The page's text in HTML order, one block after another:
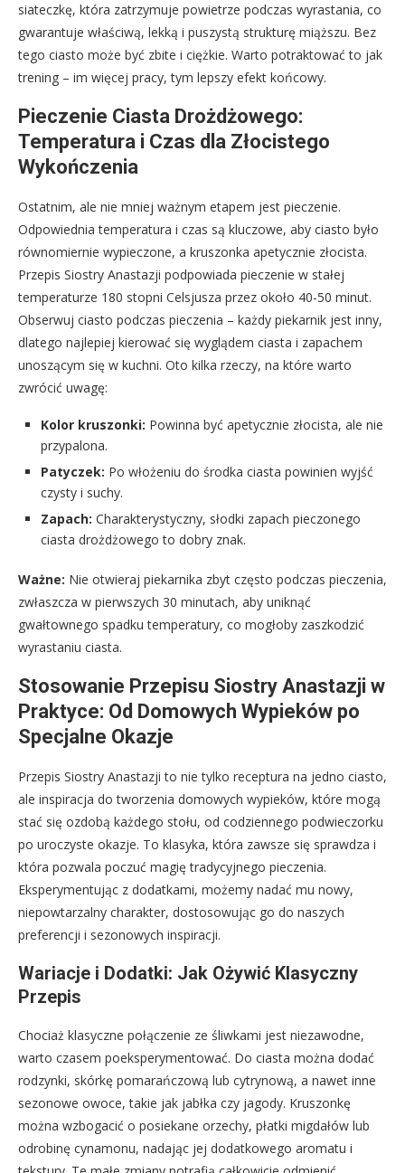
siateczkę, która zatrzymuje powietrze podczas wyrastania, co
gwarantuje właściwą, lekką i puszystą strukturę miąższu. Bez
tego ciasto może być zbite i ciężkie. Warto potraktować to jak
trening – im więcej pracy, tym lepszy efekt końcowy.
Pieczenie Ciasta Drożdżowego:
Temperatura i Czas dla Złocistego
Wykończenia
Ostatnim, ale nie mniej ważnym etapem jest pieczenie.
Odpowiednia temperatura i czas są kluczowe, aby ciasto było
równomiernie wypieczone, a kruszonka apetycznie złocista.
Przepis Siostry Anastazji podpowiada pieczenie w stałej
temperaturze 180 stopni Celsjusza przez około 40-50 minut.
Obserwuj ciasto podczas pieczenia – każdy piekarnik jest inny,
dlatego najlepiej kierować się wyglądem ciasta i zapachem
unoszącym się w kuchni. Oto kilka rzeczy, na które warto
zwrócić uwagę:
Kolor kruszonki: Powinna być apetycznie złocista, ale nie
przypalona.
Patyczek: Po włożeniu do środka ciasta powinien wyjść
czysty i suchy.
Zapach: Charakterystyczny, słodki zapach pieczonego
ciasta drożdżowego to dobry znak.
Ważne: Nie otwieraj piekarnika zbyt często podczas pieczenia,
zwłaszcza w pierwszych 30 minutach, aby uniknąć
gwałtownego spadku temperatury, co mogłoby zaszkodzić
wyrastaniu ciasta.
Stosowanie Przepisu Siostry Anastazji w
Praktyce: Od Domowych Wypieków po
Specjalne Okazje
Przepis Siostry Anastazji to nie tylko receptura na jedno ciasto,
ale inspiracja do tworzenia domowych wypieków, które mogą
stać się ozdobą każdego stołu, od codziennego podwieczorku
po uroczyste okazje. To klasyka, która zawsze się sprawdza i
która pozwala poczuć magię tradycyjnego pieczenia.
Eksperymentując z dodatkami, możemy nadać mu nowy,
niepowtarzalny charakter, dostosowując go do naszych
preferencji i sezonowych inspiracji.
Wariacje i Dodatki: Jak Ożywić Klasyczny
Przepis
Chociaż klasyczne połączenie ze śliwkami jest niezawodne,
warto czasem poeksperymentować. Do ciasta można dodać
rodzynki, skórkę pomarańczową lub cytrynową, a nawet inne
sezonowe owoce, takie jak jabłka czy jagody. Kruszonkę
można wzbogacić o posiekane orzechy, płatki migdałów lub
odrobinę cynamonu, nadając jej dodatkowego aromatu i